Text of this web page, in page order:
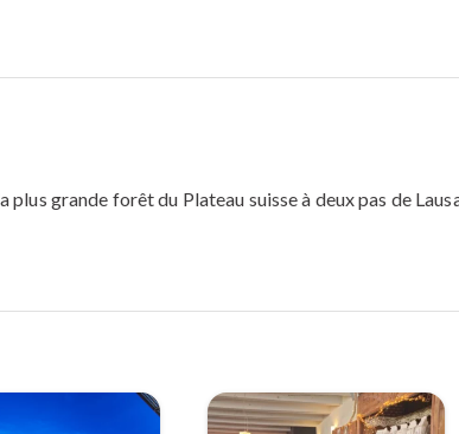
plus grande forêt du Plateau suisse à deux pas de